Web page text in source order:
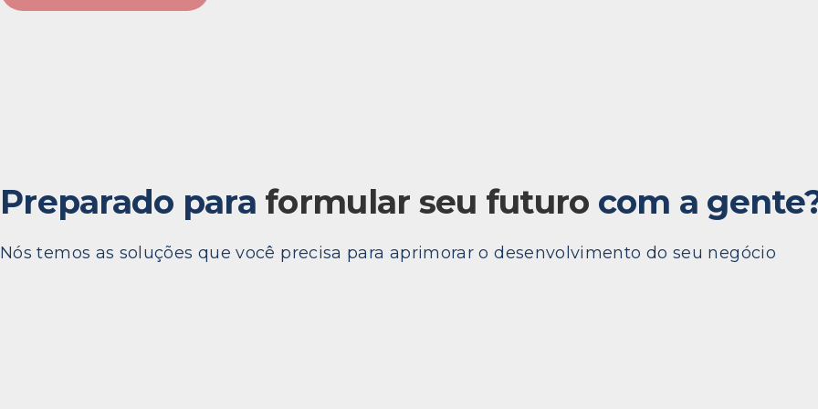
Preparado para formular seu futuro com a
Nós temos as soluções que você precisa para aprimorar o desenvolvimento do seu negócio